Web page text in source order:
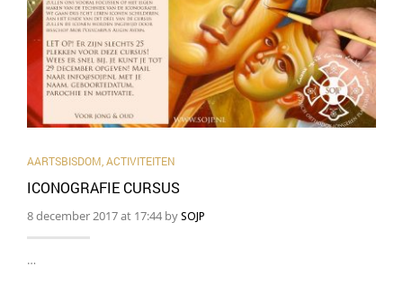
AARTSBISDOM ACTIVITEITEN
ICONOGRAFIE CURSUS
8 december 2017 at 17:44 bySOJP
…